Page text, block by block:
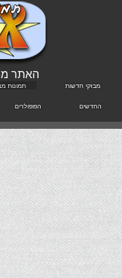
האתר
מבזקי חדשות תמונות
החדשים הפופולרים